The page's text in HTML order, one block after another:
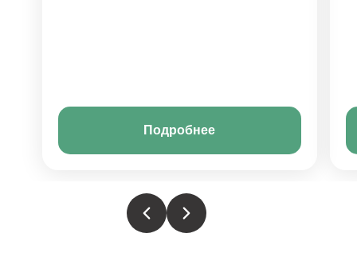
Подробнее